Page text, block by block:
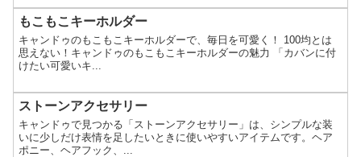
もこもこキーホルダー
キャンドゥのもこもこキーホルダーで、毎日を可愛く！ 100均とは
思えない！キャンドゥのもこもこキーホルダーの魅力 「カバンに付
けたい可愛いキ...
ストーンアクセサリー
キャンドゥで見つかる「ストーンアクセサリー」は、シンプルな装
いに少しだけ表情を足したいときに使いやすいアイテムです。ヘア
ポニー、ヘアフック、...